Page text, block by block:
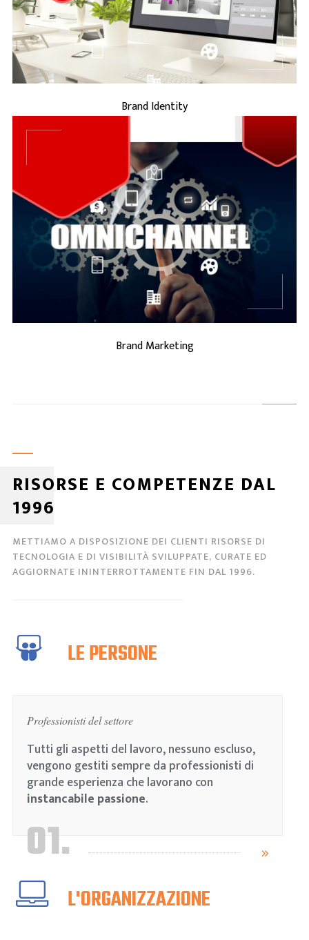
BRAND IDENTITY
Brand Identity
...
BRAND MARKETING
Brand Marketing
RISORSE E COMPETENZE DAL
1996
METTIAMO A DISPOSIZIONE DEI CLIENTI RISORSE DI
TECNOLOGIA E DI VISIBILITÀ SVILUPPATE, CURATE ED
AGGIORNATE ININTERROTTAMENTE FIN DAL 1996.
LE PERSONE
Professionisti del settore
Tutti gli aspetti del lavoro, nessuno escluso,
vengono gestiti sempre da professionisti di
grande esperienza che lavorano con
instancabile passione.
01.
L'ORGANIZZAZIONE